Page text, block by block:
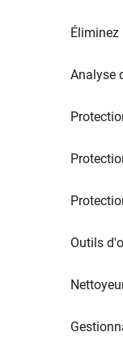
Éliminez
Analyse
Outils